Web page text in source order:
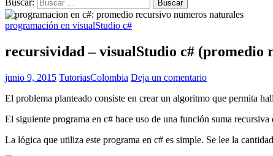
Buscar:
programación en visualStudio c#
recursividad – visualStudio c# (promedio
junio 9, 2015 TutoriasColombia Deja un comentario
El problema planteado consiste en crear un algoritmo que permita
El siguiente programa en c# hace uso de una función suma
La lógica que utiliza este programa en c# es simple. Se lee la